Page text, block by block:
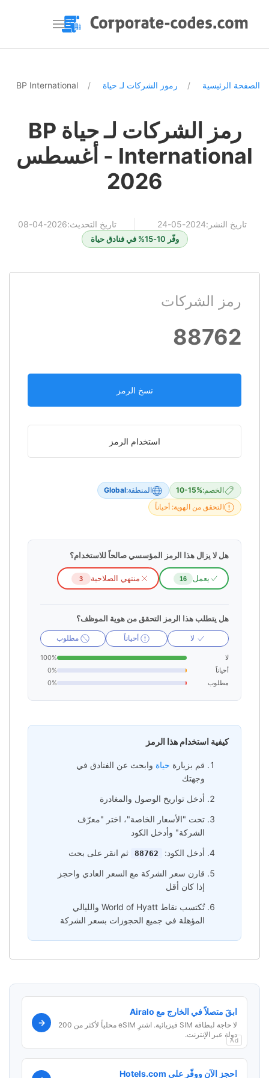
الصفحة الرئيسية رموز الشركات لـ حياة BP International
رمز الشركات لـ حياة BP
International - أغسطس
2026
تاريخ النشر:2024-05-24 تاريخ التحديث:2026-04-08
وفّر 10-15% في فنادق حياة
رمز الشركات
88762
نسخ الرمز
استخدام الرمز
الخصم:10-15% المنطقة:Global
التحقق من الهوية: أحياناً
هل لا يزال هذا الرمز المؤسسي صالحاً للاستخدام؟
يعمل 16 منتهي الصلاحية 3
هل يتطلب هذا الرمز التحقق من هوية الموظف؟
لا أحياناً مطلوب
لا
100%
أحياناً
0%
مطلوب
0%
كيفية استخدام هذا الرمز
قم بزيارة حياةوابحث عن الفنادق في
وجهتك
أدخل تواريخ الوصول والمغادرة
تحت "الأسعار الخاصة"، اختر "معرّف
الشركة" وأدخل الكود
أدخل الكود:
88762
ثم انقر على بحث
قارن سعر الشركة مع السعر العادي واحجز
إذا كان أقل
تُكتسب نقاط World of Hyatt والليالي
المؤهلة في جميع الحجوزات بسعر الشركة
ابقَ متصلاً في الخارج مع Airalo
لا حاجة لبطاقة SIM فيزيائية. اشترِ eSIM محلياً لأكثر من 200
دولة عبر الإنترنت.
→
Ad
احجز الآن ووفّر على Hotels.com